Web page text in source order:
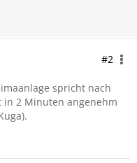
#2
spricht nach
in 2 Minuten angenehm